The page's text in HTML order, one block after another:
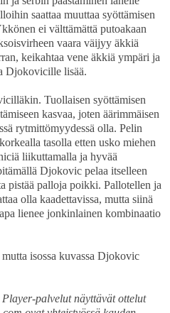
saattaa muuttaa syöttämisen
ei välttämättä putoakaan
vaara väijyy äkkiä
keikahtaa vene äkkiä ympäri ja
Djokovicille lisää.
Tuollaisen syöttämisen
kasvaa, joten äärimmäisen
rytmittömyydessä olla. Pelin
tasolla etten usko miehen
liikuttamalla ja hyvää
Djokovic pelaa itselleen
pistää palloja poikki. Pallotellen ja
olla kaadettavissa, mutta siinä
lienee jonkinlainen kombinaatio
isossa kuvassa Djokovic
palvelut näyttävät ottelut